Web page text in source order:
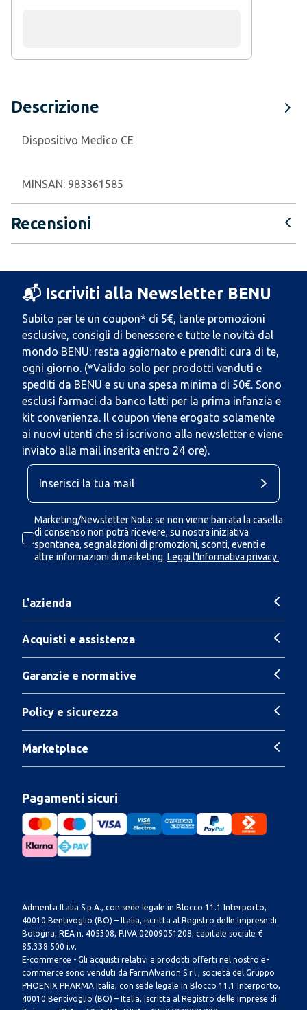
Descrizione
Dispositivo Medico CE
MINSAN: 983361585
Recensioni
📬 Iscriviti alla Newsletter BENU
Subito per te un coupon* di 5€, tante promozioni
esclusive, consigli di benessere e tutte le novità dal
mondo BENU: resta aggiornato e prenditi cura di te,
ogni giorno. (*Valido solo per prodotti venduti e
spediti da BENU e su una spesa minima di 50€. Sono
esclusi farmaci da banco latti per la prima infanzia e
kit convenienza. Il coupon viene erogato solamente
ai nuovi utenti che si iscrivono alla newsletter e viene
inviato alla mail inserita entro 24 ore).
Marketing/Newsletter Nota: se non viene barrata la casella
di consenso non potrà ricevere, su nostra iniziativa
spontanea, segnalazioni di promozioni, sconti, eventi e
altre informazioni di marketing. Leggi l'Informativa privacy.
L'azienda
Acquisti e assistenza
Garanzie e normative
Policy e sicurezza
Marketplace
Pagamenti sicuri
Admenta Italia S.p.A., con sede legale in Blocco 11.1 Interporto,
40010 Bentivoglio (BO) – Italia, iscritta al Registro delle Imprese di
Bologna, REA n. 405308, P.IVA 02009051208, capitale sociale €
85.338.500 i.v.
E-commerce - Gli acquisti relativi a prodotti offerti nel nostro e-
commerce sono venduti da FarmAlvarion S.r.l., società del Gruppo
PHOENIX PHARMA Italia, con sede legale in Blocco 11.1 Interporto,
40010 Bentivoglio (BO) – Italia, iscritta al Registro delle Imprese di